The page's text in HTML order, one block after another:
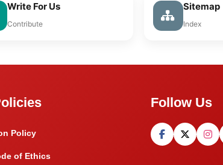
Write For Us
Contribute
Sitemap
Index
Policy
of Ethics
Follow Us